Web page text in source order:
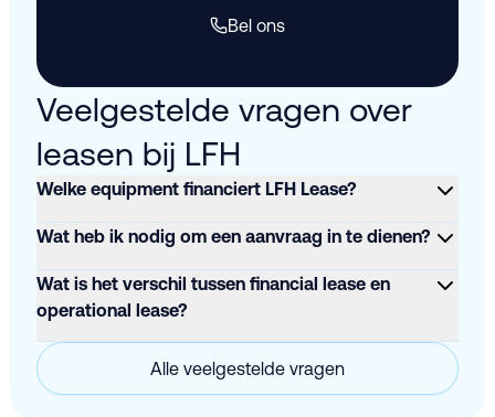
Bel ons
Veelgestelde vragen over
leasen bij LFH
Welke equipment financiert LFH Lease?
Wat heb ik nodig om een aanvraag in te dienen?
Wat is het verschil tussen financial lease en
operational lease?
Alle veelgestelde vragen